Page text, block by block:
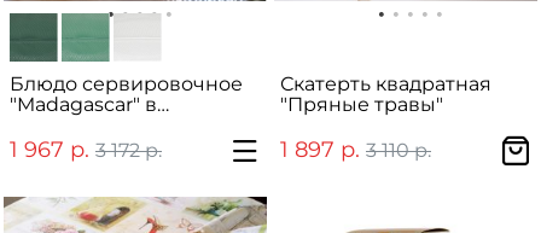
Блюдо сервировочное
"Madagascar" в
1 967 р. 3 172 р.
Скатерть квадратная
"Пряные травы"
1 897 р. 3 110 р.